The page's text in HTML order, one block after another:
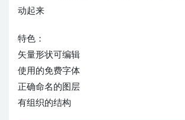
动起来
特色：
矢量形状可编辑
使用的免费字体
正确命名的图层
有组织的结构